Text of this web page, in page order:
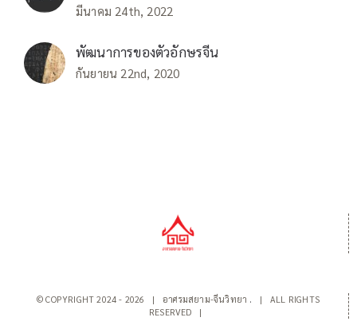
มีนาคม 24th, 2022
พัฒนาการของตัวอักษรจีน
กันยายน 22nd, 2020
© COPYRIGHT 2024 - 2026 | อาศรมสยาม-จีนวิทยา .
| ALL RIGHTS
RESERVED |